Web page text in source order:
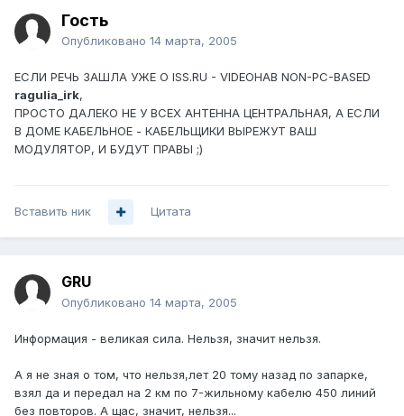
Гость
Опубликовано 14 марта, 2005
ЕСЛИ РЕЧЬ ЗАШЛА УЖЕ О ISS.RU - VIDEOHAB NON-PC-BASED
ragulia_irk,
ПРОСТО ДАЛЕКО НЕ У ВСЕХ АНТЕННА ЦЕНТРАЛЬНАЯ, А ЕСЛИ
В ДОМЕ КАБЕЛЬНОЕ - КАБЕЛЬЩИКИ ВЫРЕЖУТ ВАШ
МОДУЛЯТОР, И БУДУТ ПРАВЫ ;)
Вставить ник Цитата
GRU
Опубликовано 14 марта, 2005
Информация - великая сила. Нельзя, значит нельзя.
А я не зная о том, что нельзя,лет 20 тому назад по запарке,
взял да и передал на 2 км по 7-жильному кабелю 450 линий
без повторов. А щас, значит, нельзя...